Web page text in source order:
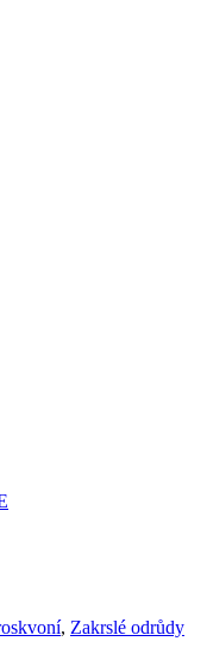
, Zakrslé odrůdy